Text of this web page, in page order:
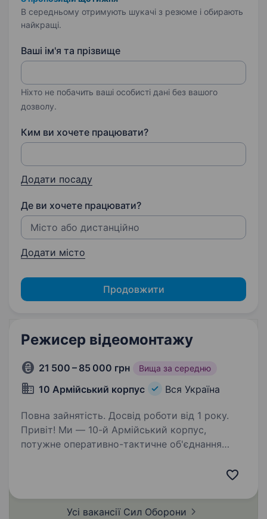
В середньому отримують шукачі з резюме і обирають
найкращі.
Ваші ім'я та прізвище
Ніхто не побачить ваші особисті дані без вашого
дозволу.
Ким ви хочете працювати?
Додати посаду
Де ви хочете працювати?
Додати місто
Продовжити
Режисер відеомонтажу
21 500 – 85 000 грн Вища за середню
10 Армійський корпус Вся Україна
Повна зайнятість. Досвід роботи від 1 року.
Привіт! Ми — 10-й Армійський корпус,
потужне оперативно-тактичне об'єднання
відіграє ключову роль у захисті нашої країни
історія —…
Усі вакансії Сил Оборони